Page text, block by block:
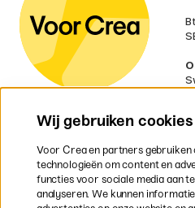
Wij gebruiken cookies
Voor Crea en partners
technologieën om content en
functies voor sociale media aan
analyseren. We kunnen